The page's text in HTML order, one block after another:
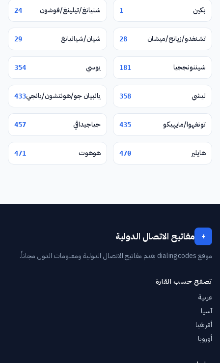
بكين 1 شنيانغ/تيلينغ/فوشون 24
تشنغدو/زيانج/ميشان 28 شيان/شيانيانغ 29
شيننونججيا 181 يوسي 354
ليشي 358 يانبيان جو/هونتشون/يانجي433
تونغهوا/مايهيكو 435 جياجيداقي 457
هايلير 470 هوهوت 471
+ مفاتيح الاتصال الدولية
موقع dialingcodes يقدم مفاتيح الاتصال الدولية ومعلومات الدول مجاناً.
تصفح حسب القارة
عربية
آسيا
أفريقيا
أوروبا